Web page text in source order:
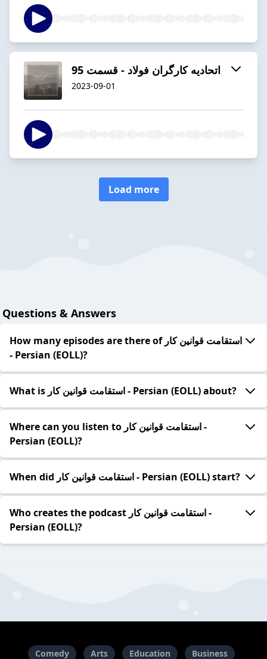
اتحادیه کارگران فولاد - قسمت 95
2023-09-01
Load more
Questions & Answers
How many episodes are there of استقامت قوانین کار
- Persian (EOLL)?
What is استقامت قوانین کار - Persian (EOLL) about?
Where can you listen to استقامت قوانین کار -
Persian (EOLL)?
When did استقامت قوانین کار - Persian (EOLL) start?
Who creates the podcast استقامت قوانین کار -
Persian (EOLL)?
Comedy Arts Education Business